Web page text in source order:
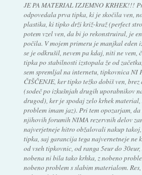
JE PA MATERIAL IZJEMNO KRHEK!!!
odpovedala prva tipka, ki je skočila ven,
plastika, ki tipko drži križ-kraž (perfect
potem vzel ven, da bi jo rekonstruiral, je
počila. V mojem primeru je manjkal eden
se je odkrušil, nevem pa kdaj, niti ne vem,
tipka po stabilnosti izstopala že od
sem spremljal na internetu, tipkovnica NI
ČIŠČENJE, ker tipko težko dobiš ven,
(sodeč po izkušnjah drugih uporabnikov
drugod), ker je spodaj zelo krhek
problem imam jaz). Pri tem opozarjam,
njihovih forumih NIMA rezervnih delov
najverjetneje hitro obžalovali nakup
tipka, saj garancija tega najvernetneje ne
od vseh tipkovnic, od ranga 5eur do
nobena ni bila tako krhka, z nobeno
nobeno problem s slabim materialom.